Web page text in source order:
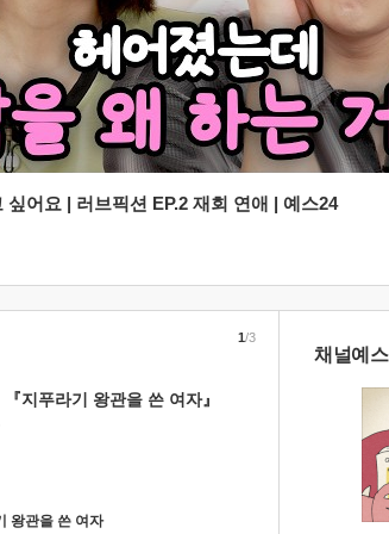
어요 | 러브픽션 EP.2 재회 연애 | 예스24
지푸라기 왕관을 쓴 여자』
왕관을 쓴 여자
1/3
채널예스